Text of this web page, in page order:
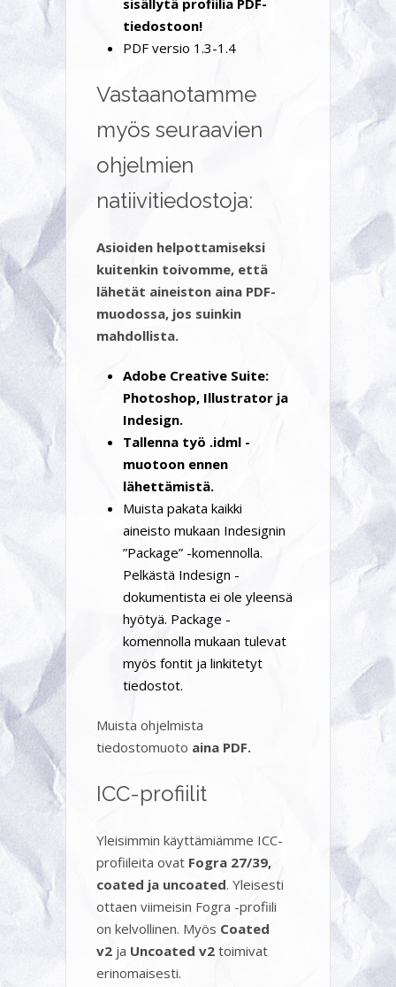
sisällytä profiilia PDF-
tiedostoon!
PDF versio 1.3-1.4
Vastaanotamme
myös seuraavien
ohjelmien
natiivitiedostoja:
Asioiden helpottamiseksi
kuitenkin toivomme, että
lähetät aineiston aina PDF-
muodossa, jos suinkin
mahdollista.
Adobe Creative Suite:
Photoshop, Illustrator ja
Indesign.
Tallenna työ .idml -
muotoon ennen
lähettämistä.
Muista pakata kaikki
aineisto mukaan Indesignin
”Package” -komennolla.
Pelkästä Indesign -
dokumentista ei ole yleensä
hyötyä. Package -
komennolla mukaan tulevat
myös fontit ja linkitetyt
tiedostot.
Muista ohjelmista
tiedostomuoto aina PDF.
ICC-profiilit
Yleisimmin käyttämiämme ICC-
profiileita ovat Fogra 27/39,
coated ja uncoated. Yleisesti
ottaen viimeisin Fogra -profiili
on kelvollinen. Myös Coated
v2 ja Uncoated v2 toimivat
erinomaisesti.